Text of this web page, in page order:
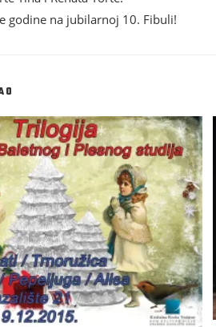
godine na jubilarnoj 10. Fibuli!